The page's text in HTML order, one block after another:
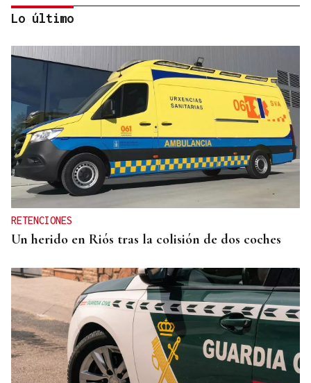
A TODA VELOCIDAD
Vídeo | Así fue el espectacular salto de “Cohete”
Suárez en el Rally Rías Baixas que dejó sin
respiración a los aficionados
Lo último
RETENCIONES
Un herido en Riós tras la colisión de dos coches